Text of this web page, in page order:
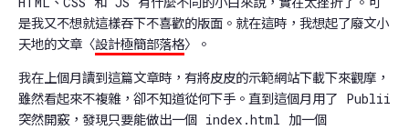
是我又不想就這樣吞下不喜歡的版面。就在這時，我想起了廢文小
天地的文章〈設計極簡部落格〉。
我在上個月讀到這篇文章時，有將皮皮的示範網站下載下來觀摩，
雖然看起來不複雜，卻不知道從何下手。直到這個月用了 Publii
突然開竅，發現只要能做出一個 index.html 加一個